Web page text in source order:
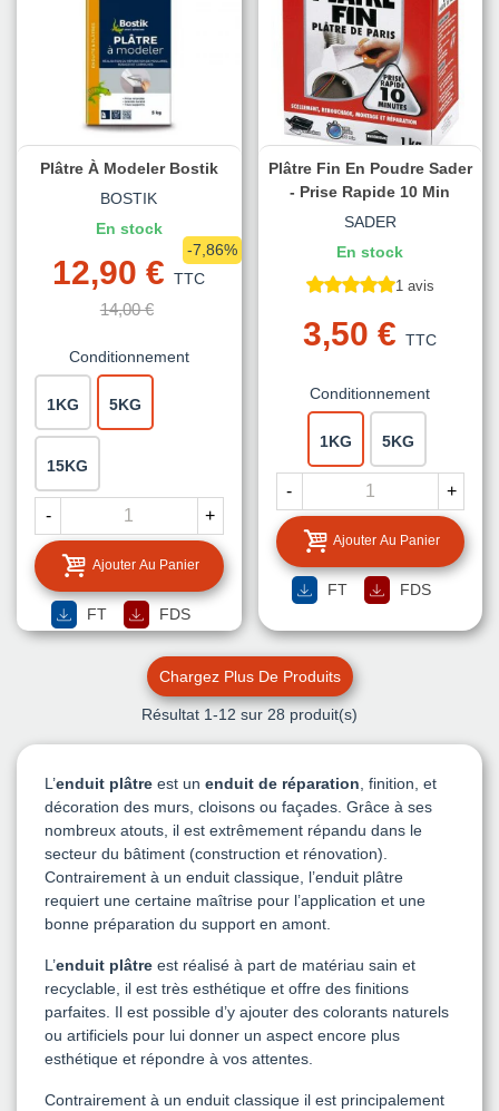
Plâtre À Modeler Bostik
BOSTIK
En stock
12,90 € TTC
14,00 €
-7,86%
Conditionnement
1KG 5KG
15KG
- +
Ajouter Au Panier
FT FDS
Plâtre Fin En Poudre Sader
- Prise Rapide 10 Min
SADER
En stock
1 avis
3,50 € TTC
Conditionnement
1KG 5KG
- +
Ajouter Au Panier
FT FDS
Chargez Plus De Produits
Résultat 1-12 sur 28 produit(s)
L’enduit plâtre est un enduit de réparation , finition, et
décoration des murs, cloisons ou façades. Grâce à ses
nombreux atouts, il est extrêmement répandu dans le
secteur du bâtiment (construction et rénovation).
Contrairement à un enduit classique, l’enduit plâtre
requiert une certaine maîtrise pour l’application et une
bonne préparation du support en amont.
L’enduit plâtre est réalisé à part de matériau sain et
recyclable, il est très esthétique et offre des finitions
parfaites. Il est possible d’y ajouter des colorants naturels
ou artificiels pour lui donner un aspect encore plus
esthétique et répondre à vos attentes.
Contrairement à un enduit classique il est principalement